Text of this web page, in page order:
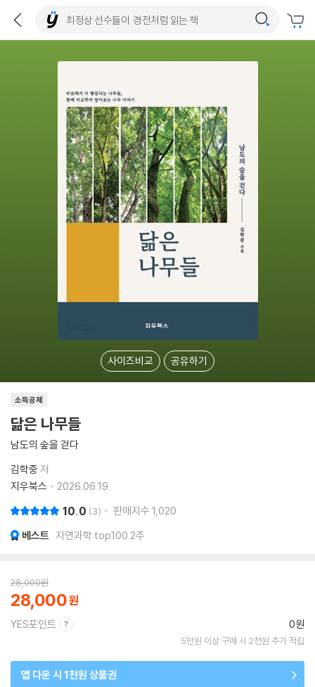
사이즈비교 공유하기
소득공제
닮은 나무들
남도의 숲을 걷다
김학중 저
지우북스
2026.06.19.
10.0 3 판매지수 1,020
베스트 자연과학 top100 2주
28,000원
28,000
YES포인트 0원
5만원 이상 구매 시 2천원 추가 적립
앱 다운 시 1천원 상품권